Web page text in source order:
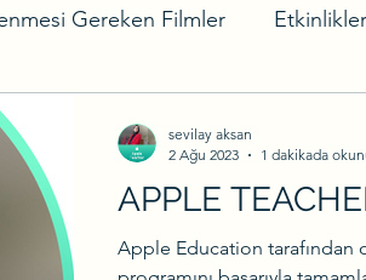
Gereken Filmler Etkinlikler
Kodlama Platform ve Önerileri
APPLE
Apple Education tarafından
sevilay aksan
2 Ağu 2023
1 dakikada